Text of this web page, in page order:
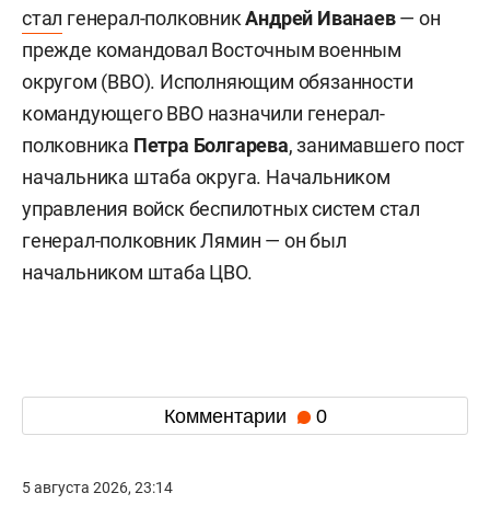
стал генерал-полковникАндрей Иванаев— он
прежде командовал Восточным военным
округом (ВВО). Исполняющим обязанности
командующего ВВО назначили генерал-
полковника Петра Болгарева, занимавшего пост
начальника штаба округа. Начальником
управления войск беспилотных систем стал
генерал-полковник Лямин — он был
начальником штаба ЦВО.
Комментарии 0
5 августа 2026, 23:14